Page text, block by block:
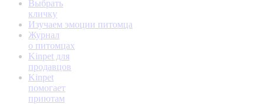
Выбрать
кличку
Изучаем эмоции питомца
Журнал
о питомцах
Kinpet для
продавцов
Kinpet
помогает
приютам